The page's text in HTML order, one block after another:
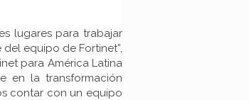
lugares para trabajar
equipo de Fortinet”,
para América Latina
en la transformación
contar con un equipo